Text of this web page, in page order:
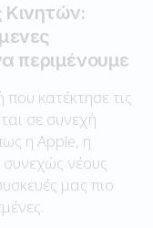
Κινητών:
περιμένουμε
κατέκτησε τις
σε συνεχή
η Apple, η
νέους
μας πιο